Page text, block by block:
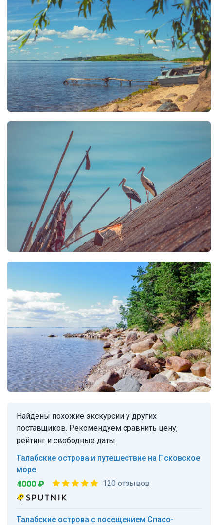
Найдены похожие экскурсии у других
поставщиков. Рекомендуем сравнить цену,
рейтинг и свободные даты.
Талабские острова и путешествие на Псковское
море
4000 ₽ 120 отзывов
Талабские острова с посещением Спасо-